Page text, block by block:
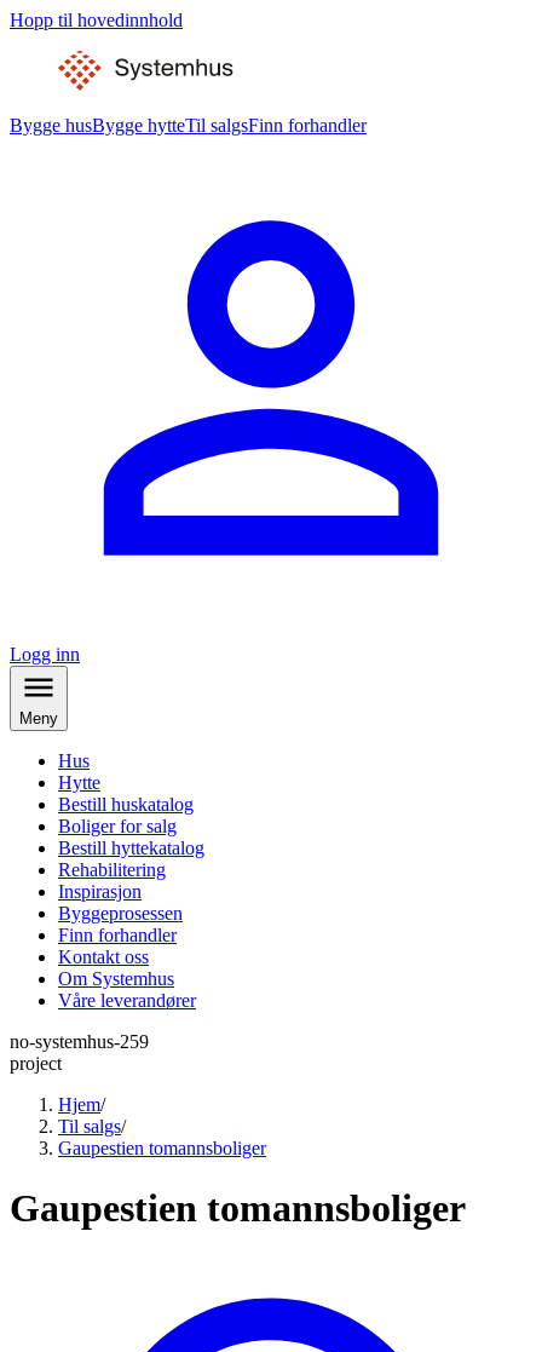
Hopp til hovedinnhold
Bygge husBygge hytteTil salgsFinn forhandler
Logg inn
Meny
Hus
Hytte
Bestill huskatalog
Boliger for salg
Bestill hyttekatalog
Rehabilitering
Inspirasjon
Byggeprosessen
Finn forhandler
Kontakt oss
Om Systemhus
Våre leverandører
no-systemhus-259
project
Hjem/
Til salgs/
Gaupestien tomannsboliger
Gaupestien tomannsboliger